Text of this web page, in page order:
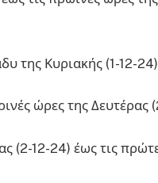
της Κυριακής (1-12-
ώρες της Δευτέρας
(2-12-24) έως τις